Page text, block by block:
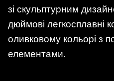
зі скульптурним
дюймові легкосплавні
оливковому кольорі з
елементами.